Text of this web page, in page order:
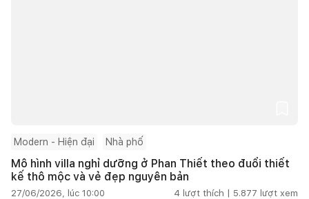
Modern - Hiện đại Nhà phố
Mô hình villa nghỉ dưỡng ở Phan Thiết theo đuổi thiết
kế thô mộc và vẻ đẹp nguyên bản
27/06/2026, lúc 10:00 4 lượt thích | 5.877 lượt xem